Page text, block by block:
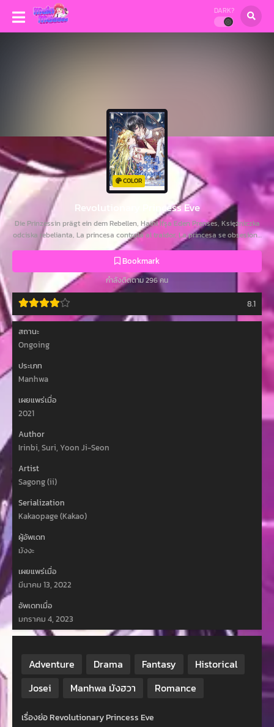
DARK?
COLOR
Revolutionary Princess Eve
Die Prinzessin prägt ein dem Rebellen, Haini İfşa Eden Prenses, Księżniczka
odciska rebelianta, La princesa controla al traidor, La princesa se obsesiona
con el traidor, La princesse empreint le traître, Princess Imprints a Traitor,
The Princess Imprints the Traitor, The Traitor Conquerors Princess,
Принцесса, запечатлевшая изменника, Принцесса, запомнившая
изменника, 皇女、反逆者に刻印する, 皇女，给叛徒刻上印记, 황녀, 반역자
를 각인시키다
Bookmark
กำลังติดตาม 296 คน
8.1
สถานะ
Ongoing
ประเภท
Manhwa
เผยแพร่เมื่อ
2021
Author
Irinbi, Suri, Yoon Ji-Seon
Artist
Sagong (ii)
Serialization
Kakaopage (Kakao)
ผู้อัพเดท
มังงะ
เผยแพร่เมื่อ
มีนาคม 13, 2022
อัพเดทเมื่อ
มกราคม 4, 2023
Adventure Drama Fantasy
Historical
Josei
Manhwa มังฮวา Romance
เรื่องย่อ Revolutionary Princess Eve